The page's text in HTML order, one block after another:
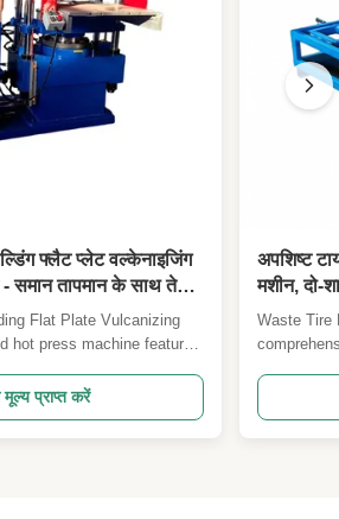
फ्लैट प्लेट वल्केनाइजिंग
समान तापमान के साथ तेजी
बॉक्स द्वारा नियंत्रित
प्रसंस्करण उपलब्ध
Flat Plate Vulcanizing
hot press machine features
system for precise rubber
Key Features &
Four-layer
मूल्य प्राप्त करें
अपशिष्ट
मशीन, दो-
उपकरण
Waste Tire
efficient
Tire